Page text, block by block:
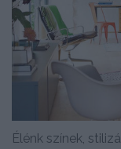
Élénk színek,